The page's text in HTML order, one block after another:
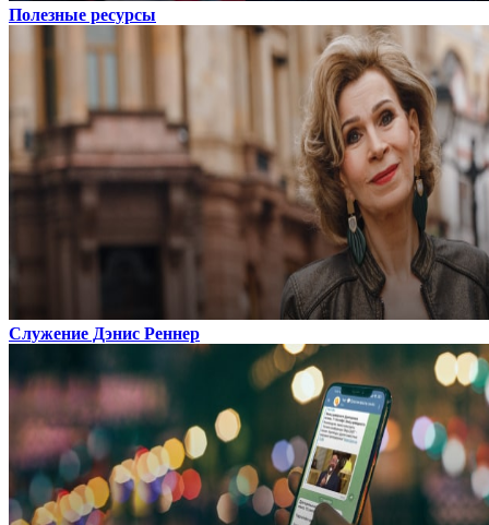
Полезные ресурсы
Служение Дэнис Реннер